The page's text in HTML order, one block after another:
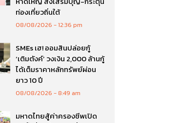
ท่องเที่ยวถิ่นใต้
08/08/2026 12:36 pm
SMEs เฮ! ออมสินปล่อยกู้
‘เติมตังค์’ วงเงิน 2,000 ล้านกู้
ได้เต็มราคาหลักทรัพย์ผ่อน
ยาว 10 ปี
08/08/2026 8:49 am
มหาดไทยสู้ค่าครองชีพเปิด